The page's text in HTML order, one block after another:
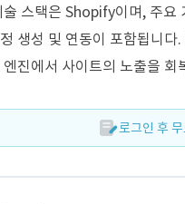
스택은 Shopify이며, 주요
생성 및 연동이 포함됩니
진에서 사이트의 노출을
로그인 후